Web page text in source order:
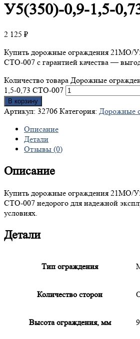
У5(350)-0,9-1,5-
2 125 ₽
Купить дорожные ограждения 21МО/
СТО-007 с гарантией качества —
Количество товара Дорожные
1,5-0,73 СТО-007
В корзину
Артикул: 32706 Категория: Дорожные
Описание
Детали
Отзывы (0)
Описание
Купить дорожные ограждения 21МО/
СТО-007 недорого для надежной
условиях.
Детали
Тип ограждения
Количество сторон
Высота ограждения, мм